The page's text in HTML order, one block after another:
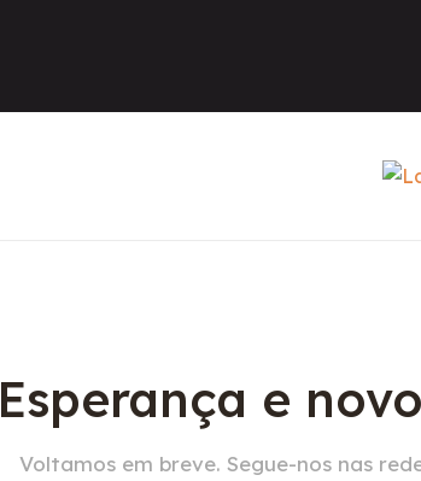
Esperança e
Voltamos em breve. Segue-nos nas